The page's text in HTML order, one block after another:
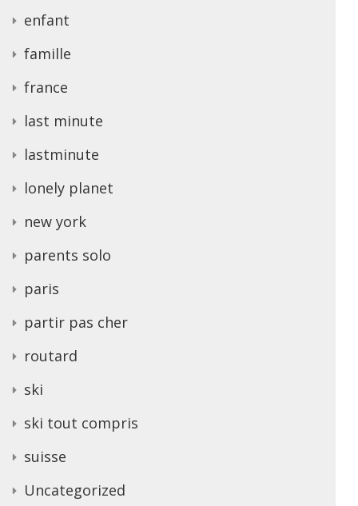
enfant
famille
france
last minute
lastminute
lonely planet
new york
parents solo
paris
partir pas cher
routard
ski
ski tout compris
suisse
Uncategorized